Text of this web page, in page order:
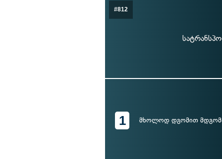
#812
1 მხოლოდ დგომით